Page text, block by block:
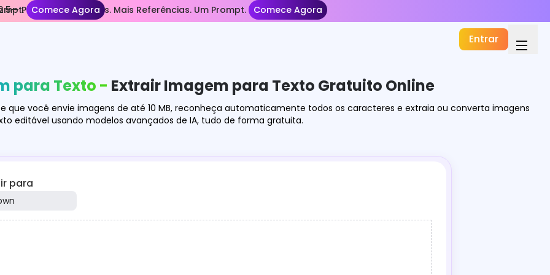
Comece Agora
Planos Mais Longos. Mais Referências. Um Prompt. Comece Agora
Entrar
para Texto - Extrair Imagem para Texto Gratuito Online
que você envie imagens de até 10 MB, reconheça automaticamente todos os caracteres e extraia ou converta imagens
editável usando modelos avançados de IA, tudo de forma gratuita.
para